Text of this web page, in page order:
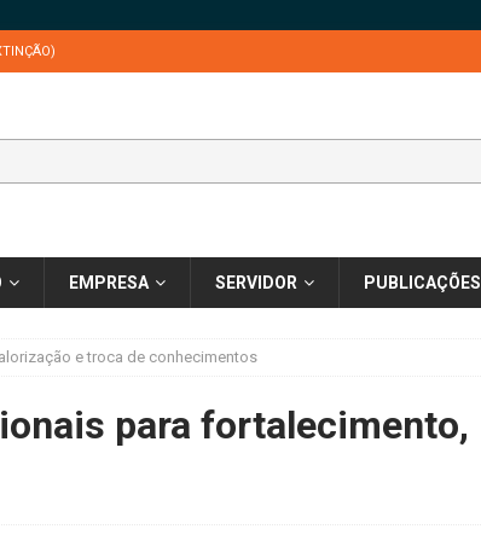
EMPRESA SERVIDOR PUBLICAÇÕES
e troca de conhecimentos
para fortalecimento,